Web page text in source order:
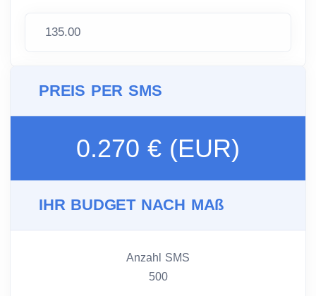
PREIS PER SMS
0.270 € (EUR)
IHR BUDGET NACH MAß
Anzahl SMS
500